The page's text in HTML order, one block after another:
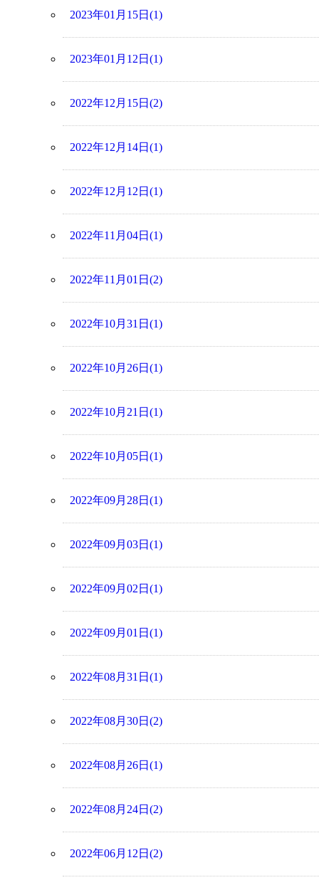
2023年01月15日(1)
2023年01月12日(1)
2022年12月15日(2)
2022年12月14日(1)
2022年12月12日(1)
2022年11月04日(1)
2022年11月01日(2)
2022年10月31日(1)
2022年10月26日(1)
2022年10月21日(1)
2022年10月05日(1)
2022年09月28日(1)
2022年09月03日(1)
2022年09月02日(1)
2022年09月01日(1)
2022年08月31日(1)
2022年08月30日(2)
2022年08月26日(1)
2022年08月24日(2)
2022年06月12日(2)